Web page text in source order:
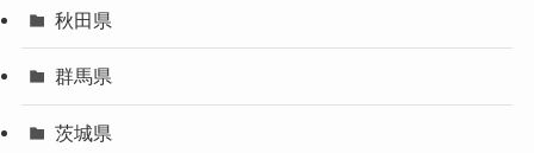
秋田県
群馬県
茨城県